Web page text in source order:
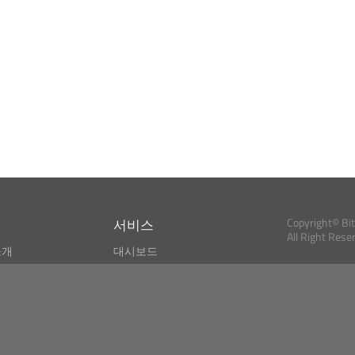
서비스
대시보드
Copyright©
All Right